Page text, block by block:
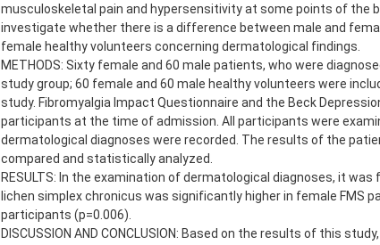
musculoskeletal pain and hypersensitivity at some points of the
investigate whether there is a difference between male and
female healthy volunteers concerning dermatological findings.
METHODS: Sixty female and 60 male patients, who were
study group; 60 female and 60 male healthy volunteers were
study. Fibromyalgia Impact Questionnaire and the Beck
participants at the time of admission. All participants were
dermatological diagnoses were recorded. The results of the
compared and statistically analyzed.
RESULTS: In the examination of dermatological diagnoses, it
lichen simplex chronicus was significantly higher in female FMS
participants (p=0.006).
DISCUSSION AND CONCLUSION: Based on the results of this